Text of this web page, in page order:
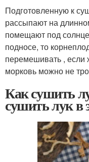
Подготовленную к
рассыпают на
помещают под
подносе, то
перемешивать , если
морковь можно не
Как сушить
сушить лук в